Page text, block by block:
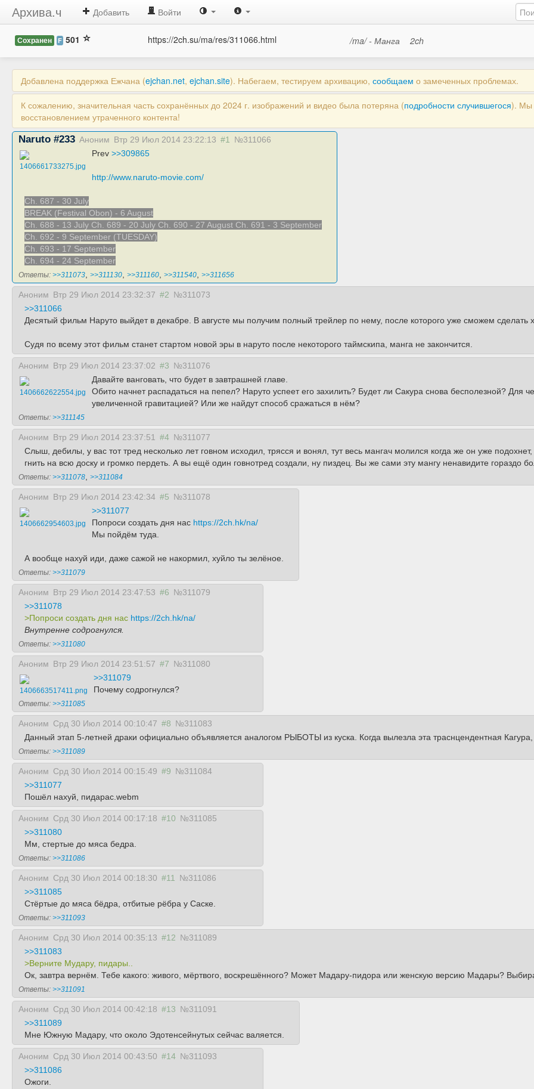
Архива.ч Добавить Войти
Сохранен F 501 https://2ch.su/ma/res/311066.html /ma/ - Манга 2ch
Добавлена поддержка Ежчана (ejchan.net, ejchan.site). Набегаем, тестируем архивацию, сообщаем о замеченных проблемах.
К сожалению, значительная часть сохранённых до 2024 г. изображений и видео была потеряна (подробности случившегося). Мы
восстановлением утраченного контента!
Naruto #233 Аноним Втр 29 Июл 2014 23:22:13 #1 №311066
1406661733275.jpg
Prev >>309865
http://www.naruto-movie.com/
Ch. 687 - 30 July
BREAK (Festival Obon) - 6 August
Ch. 688 - 13 July Ch. 689 - 20 July Ch. 690 - 27 August Ch. 691 - 3 September
Ch. 692 - 9 September (TUESDAY)
Ch. 693 - 17 September
Ch. 694 - 24 September
Ответы: >>311073 >>311130 >>311160 >>311540 >>311656
Аноним Втр 29 Июл 2014 23:32:37 #2 №311073
>>311066
Десятый фильм Наруто выйдет в декабре. В августе мы получим полный трейлер по нему, после которого уже сможем
Судя по всему этот фильм станет стартом новой эры в наруто после некоторого таймскипа, манга не закончится.
Аноним Втр 29 Июл 2014 23:37:02 #3 №311076
1406662622554.jpg
Давайте ванговать, что будет в завтрашней главе.
Обито начнет распадаться на пепел? Наруто успеет его захилить? Будет ли Сакура снова бесполезной? Для
увеличенной гравитацией? Или же найдут способ сражаться в нём?
Ответы: >>311145
Аноним Втр 29 Июл 2014 23:37:51 #4 №311077
Слыш, дебилы, у вас тот тред несколько лет говном исходил, трясся и вонял, тут весь мангач молился когда же он уже
гнить на всю доску и громко пердеть. А вы ещё один говнотред создали, ну пиздец. Вы же сами эту мангу ненавидите гораздо
Ответы: >>311078 >>311084
Аноним Втр 29 Июл 2014 23:42:34 #5 №311078
1406662954603.jpg
>>311077
Попроси создать дня нас https://2ch.hk/na/
Мы пойдём туда.
А вообще нахуй иди, даже сажой не накормил, хуйло ты зелёное.
Ответы: >>311079
Аноним Втр 29 Июл 2014 23:47:53 #6 №311079
>>311078
>Попроси создать дня нас https://2ch.hk/na/
Внутренне содрогнулся.
Ответы: >>311080
Аноним Втр 29 Июл 2014 23:51:57 #7 №311080
1406663517411.png
>>311079
Почему содрогнулся?
Ответы: >>311085
Аноним Срд 30 Июл 2014 00:10:47 #8 №311083
Данный этап 5-летней драки официально объявляется аналогом РЫБОТЫ из куска. Когда вылезла эта траснцендентная
Ответы: >>311089
Аноним Срд 30 Июл 2014 00:15:49 #9 №311084
>>311077
Пошёл нахуй, пидарас.webm
Аноним Срд 30 Июл 2014 00:17:18 #10 №311085
>>311080
Мм, стертые до мяса бедра.
Ответы: >>311086
Аноним Срд 30 Июл 2014 00:18:30 #11
№311086
>>311085
Стёртые до мяса бёдра, отбитые рёбра у Саске.
Ответы: >>311093
Аноним Срд 30 Июл 2014 00:35:13 #12 №311089
>>311083
>Верните Мудару, пидары..
Ок, завтра вернём. Тебе какого: живого, мёртвого, воскрешённого? Может Мадару-пидора или женскую версию Мадары?
Ответы: >>311091
Аноним Срд 30 Июл 2014 00:42:18 #13 №311091
>>311089
Мне Южную Мадару, что около Эдотенсейнутых сейчас валяется.
Аноним Срд 30 Июл 2014 00:43:50 #14 №311093
>>311086
Ожоги.